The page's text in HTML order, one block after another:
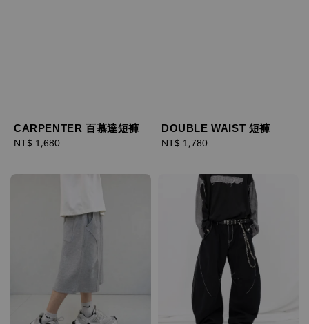
CARPENTER 百慕達短褲
Regular
NT$ 1,680
DOUBLE WAIST 短褲
Regular
NT$ 1,780